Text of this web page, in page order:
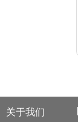
关于我们